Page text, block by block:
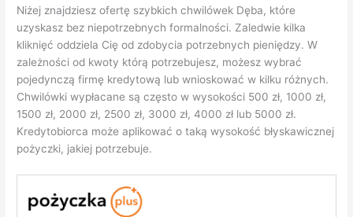
Niżej znajdziesz ofertę szybkich chwilówek Dęba, które
uzyskasz bez niepotrzebnych formalności. Zaledwie kilka
kliknięć oddziela Cię od zdobycia potrzebnych pieniędzy. W
zależności od kwoty którą potrzebujesz, możesz wybrać
pojedynczą firmę kredytową lub wnioskować w kilku różnych.
Chwilówki wypłacane są często w wysokości 500 zł, 1000 zł,
1500 zł, 2000 zł, 2500 zł, 3000 zł, 4000 zł lub 5000 zł.
Kredytobiorca może aplikować o taką wysokość błyskawicznej
pożyczki, jakiej potrzebuje.